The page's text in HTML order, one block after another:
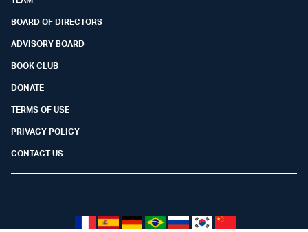
BOARD OF DIRECTORS
ADVISORY BOARD
BOOK CLUB
DONATE
TERMS OF USE
PRIVACY POLICY
CONTACT US